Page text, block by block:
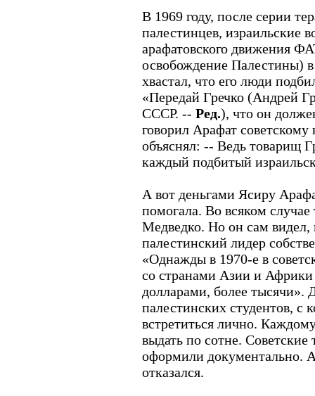
В 1969 году, после серии
палестинцев, израильские
арафатовского движения
освобождение Палестины)
хвастал, что его люди
«Передай Гречко (Андрей
СССР. -- Ред.), что он
говорил Арафат
объяснял: -- Ведь товарищ
каждый подбитый
А вот деньгами Ясиру
помогала. Во всяком
Медведко. Но он сам видел,
палестинский лидер
«Однажды в 1970-е в
со странами Азии и Африки
долларами, более тысячи».
палестинских студентов, с
встретиться лично.
выдать по сотне. Советские
оформили документально.
отказался.